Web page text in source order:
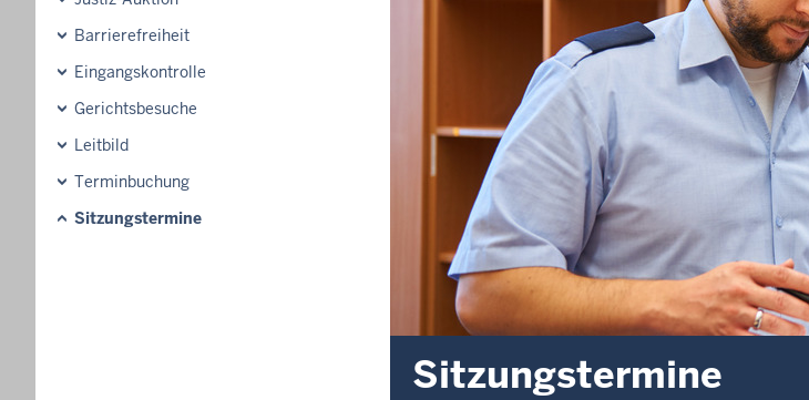
Barrierefreiheit
Eingangskontrolle
Gerichtsbesuche
Leitbild
Terminbuchung
Sitzungstermine
Sitzungstermine